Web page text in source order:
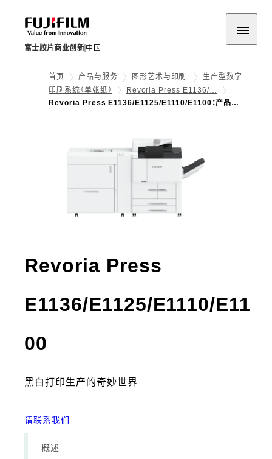
富士胶片商业创新 中国
首页 产品与服务 图形艺术与印刷
生产型数字
印刷系统（单张纸）
Revoria Press E1136/…
Revoria Press E1136/E1125/E1110/E1100：产品…
Revoria Press
E1136/E1125/E1110/E11
00
黑白打印生产的奇妙世界
请联系我们
概述